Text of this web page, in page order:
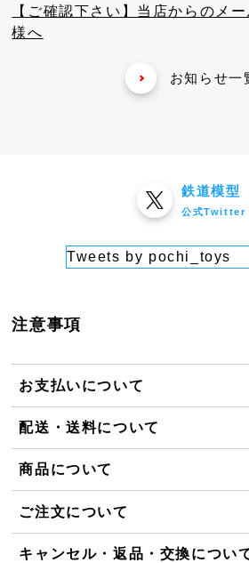
【ご確認下さい】当店からのメ
様へ
お知らせ一
鉄道模型
公式Twitter
Tweets by pochi_toys
注意事項
お支払いについて
配送・送料について
商品について
ご注文について
キャンセル・返品・交換につい